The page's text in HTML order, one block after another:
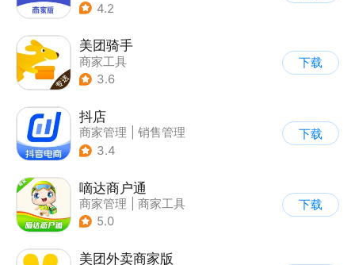
4.2
美团骑手
商家工具
3.6
下载
抖店
商家管理
销售管理
3.4
下载
嘀达商户通
商家管理
商家工具
5.0
下载
美团外卖商家版